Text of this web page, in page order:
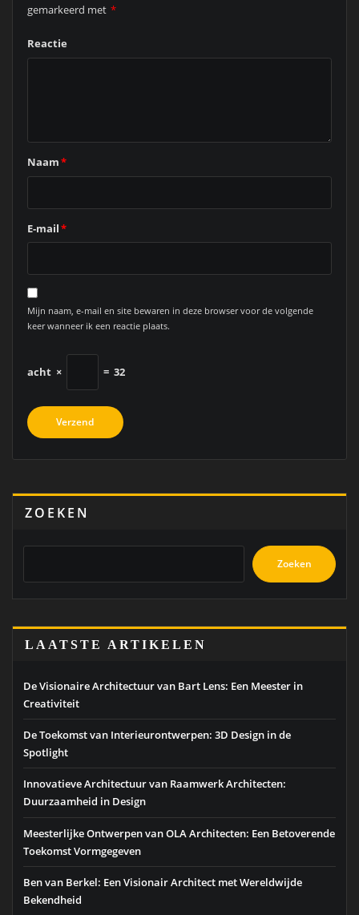
gemarkeerd met *
Reactie
Naam*
E-mail*
Mijn naam, e-mail en site bewaren in deze browser voor de volgende
keer wanneer ik een reactie plaats.
acht × = 32
ZOEKEN
Zoeken
LAATSTE ARTIKELEN
De Visionaire Architectuur van Bart Lens: Een Meester in
Creativiteit
De Toekomst van Interieurontwerpen: 3D Design in de
Spotlight
Innovatieve Architectuur van Raamwerk Architecten:
Duurzaamheid in Design
Meesterlijke Ontwerpen van OLA Architecten: Een Betoverende
Toekomst Vormgegeven
Ben van Berkel: Een Visionair Architect met Wereldwijde
Bekendheid